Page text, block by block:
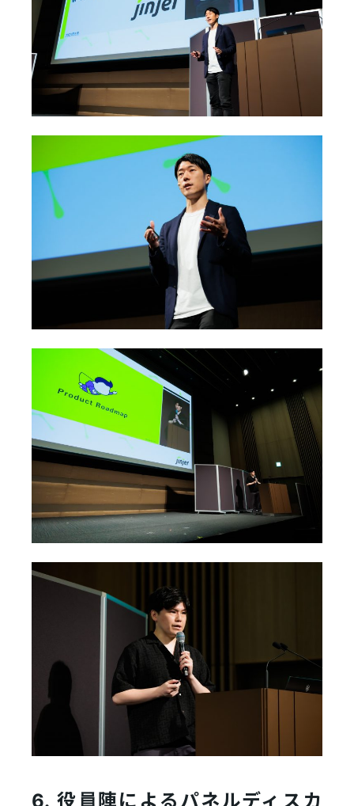
6. 役員陣によるパネルディスカ